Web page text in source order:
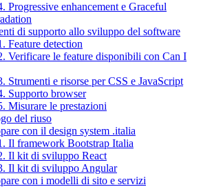
Progressive enhancement e Graceful
di supporto allo sviluppo del software
Feature detection
Verificare le feature disponibili con Can I
Strumenti e risorse per CSS e JavaScript
Supporto browser
Misurare le prestazioni
del riuso
con il design system .italia
Il framework Bootstrap Italia
Il kit di sviluppo React
Il kit di sviluppo Angular
con i modelli di sito e servizi